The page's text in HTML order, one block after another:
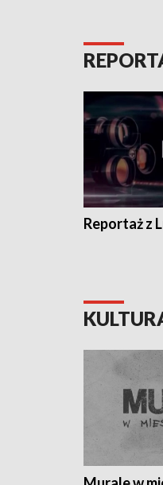
Reportaż z